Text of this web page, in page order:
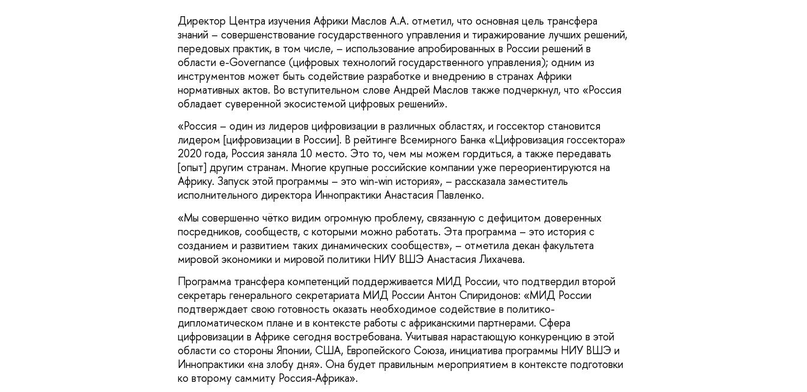
Директор Центра изучения Африки Маслов А.А. отметил, что основная цель трансфера
знаний – совершенствование государственного управления и тиражирование лучших решений,
передовых практик, в том числе, – использование апробированных в России решений в
области e-Governance (цифровых технологий государственного управления); одним из
инструментов может быть содействие разработке и внедрению в странах Африки
нормативных актов. Во вступительном слове Андрей Маслов также подчеркнул, что «Россия
обладает суверенной экосистемой цифровых решений».
«Россия – один из лидеров цифровизации в различных областях, и госсектор становится
лидером [цифровизации в России]. В рейтинге Всемирного Банка «Цифровизация госсектора»
2020 года, Россия заняла 10 место. Это то, чем мы можем гордиться, а также передавать
[опыт] другим странам. Многие крупные российские компании уже переориентируются на
Африку. Запуск этой программы – это win-win история», – рассказала заместитель
исполнительного директора Иннопрактики Анастасия Павленко.
«Мы совершенно чётко видим огромную проблему, связанную с дефицитом доверенных
посредников, сообществ, с которыми можно работать. Эта программа – это история с
созданием и развитием таких динамических сообществ», – отметила декан факультета
мировой экономики и мировой политики НИУ ВШЭ Анастасия Лихачева.
Программа трансфера компетенций поддерживается МИД России, что подтвердил второй
секретарь генерального секретариата МИД России Антон Спиридонов: «МИД России
подтверждает свою готовность оказать необходимое содействие в политико-
дипломатическом плане и в контексте работы с африканскими партнерами. Сфера
цифровизации в Африке сегодня востребована. Учитывая нарастающую конкуренцию в этой
области со стороны Японии, США, Европейского Союза, инициатива программы НИУ ВШЭ и
Иннопрактики «на злобу дня». Она будет правильным мероприятием в контексте подготовки
ко второму саммиту Россия-Африка».